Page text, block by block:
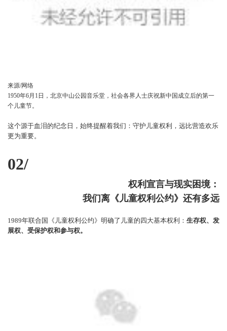
来源/网络
1950年6月1日，北京中山公园音乐堂，社会各界人士庆祝新中国成立后的第一
个儿童节。
这个源于血泪的纪念日，始终提醒着我们：守护儿童权利，远比营造欢乐
更为重要。
02/
权利宣言与现实困境：
我们离《儿童权利公约》还有多远
1989年联合国《儿童权利公约》明确了儿童的四大基本权利： 生存权、发
展权、受保护权和参与权。